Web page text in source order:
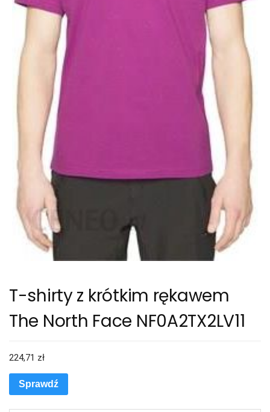
T-shirty z krótkim rękawem
The North Face NF0A2TX2LV11
224,71 zł
Sprawdź